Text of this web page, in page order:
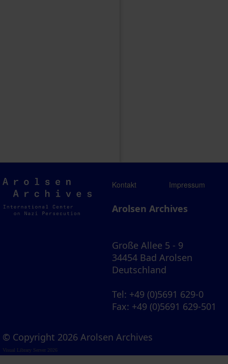
Arolsen
Archives
Kontakt Impressum
Arolsen Archives
Große Allee 5 - 9
34454 Bad Arolsen
Deutschland
Tel: +49 (0)5691 629-0
Fax: +49 (0)5691 629-501
© Copyright 2026 Arolsen Archives
Visual Library Server 2026